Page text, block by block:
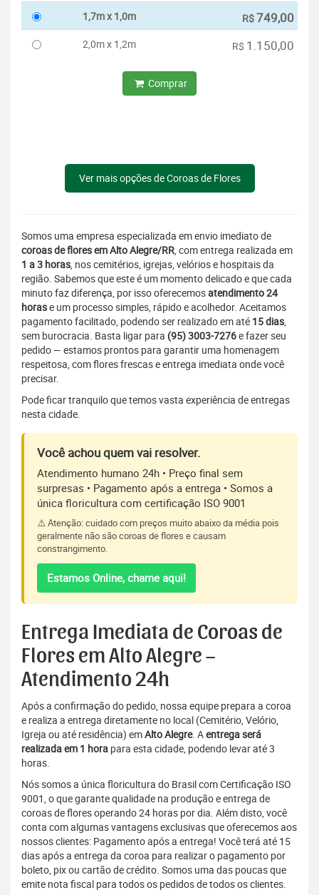
1,7m x 1,0m R$749,00
2,0m x 1,2m R$ 1.150,00
Comprar
Ver mais opções de Coroas de Flores
Somos uma empresa especializada em envio imediato de
coroas de flores em Alto Alegre/RR, com entrega realizada em
1 a 3 horas, nos cemitérios, igrejas, velórios e hospitais da
região. Sabemos que este é um momento delicado e que cada
minuto faz diferença, por isso oferecemosatendimento 24
horase um processo simples, rápido e acolhedor. Aceitamos
pagamento facilitado, podendo ser realizado em até 15 dias,
sem burocracia. Basta ligar para (95) 3003-7276e fazer seu
pedido — estamos prontos para garantir uma homenagem
respeitosa, com flores frescas e entrega imediata onde você
precisar.
Pode ficar tranquilo que temos vasta experiência de entregas
nesta cidade.
Você achou quem vai resolver.
Atendimento humano 24h • Preço final sem
surpresas • Pagamento após a entrega • Somos a
única floricultura com certificação ISO 9001
⚠️ Atenção: cuidado com preços muito abaixo da média pois
geralmente não são coroas de flores e causam
constrangimento.
Estamos Online, chame aqui!
Entrega Imediata de Coroas de
Flores em Alto Alegre –
Atendimento 24h
Após a confirmação do pedido, nossa equipe prepara a coroa
e realiza a entrega diretamente no local (Cemitério, Velório,
Igreja ou até residência) emAlto Alegre. Aentrega será
realizada em 1 hora para esta cidade, podendo levar até 3
horas.
Nós somos a única floricultura do Brasil com Certificação ISO
9001, o que garante qualidade na produção e entrega de
coroas de flores operando 24 horas por dia. Além disto, você
conta com algumas vantagens exclusivas que oferecemos aos
nossos clientes: Pagamento após a entrega! Você terá até 15
dias após a entrega da coroa para realizar o pagamento por
boleto, pix ou cartão de crédito. Somos uma das poucas que
emite nota fiscal para todos os pedidos de todos os clientes.